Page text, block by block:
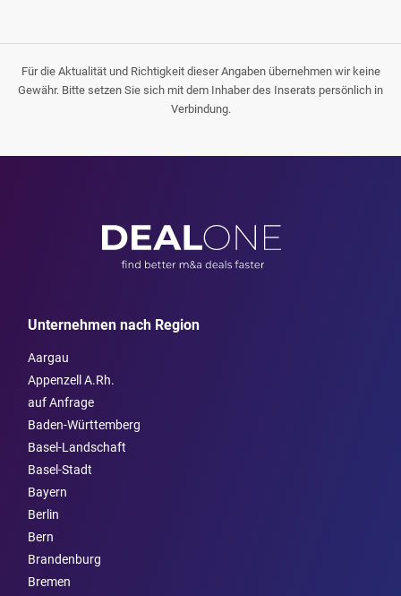
Für die Aktualität und Richtigkeit dieser Angaben übernehmen wir keine
Gewähr. Bitte setzen Sie sich mit dem Inhaber des Inserats persönlich in
Verbindung.
Unternehmen nach Region
Aargau
Appenzell A.Rh.
auf Anfrage
Baden-Württemberg
Basel-Landschaft
Basel-Stadt
Bayern
Berlin
Bern
Brandenburg
Bremen